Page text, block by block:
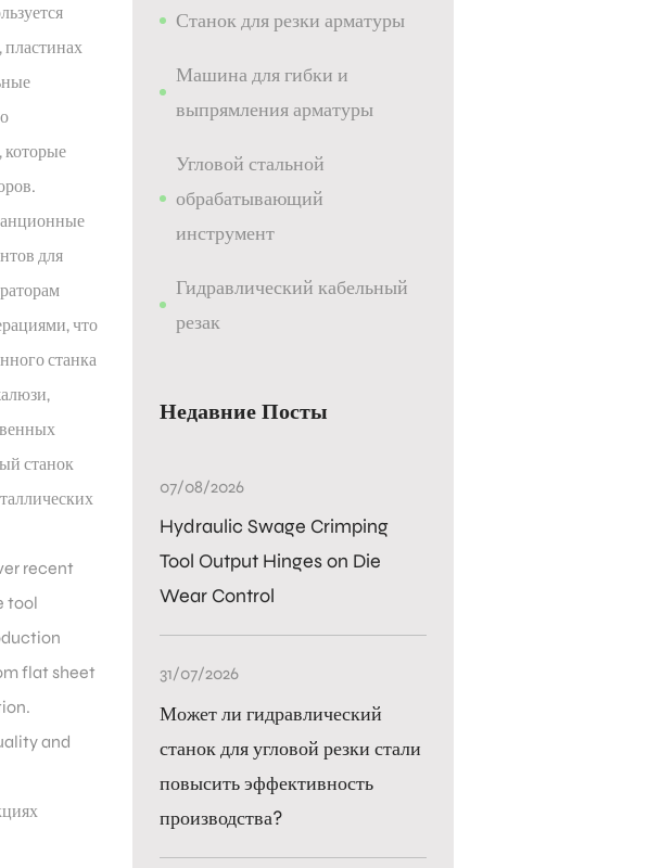
которые
для
что
станка
станок
recent
tool
flat sheet
and
Станок для резки арматуры
Машина для гибки и
выпрямления арматуры
Угловой стальной
обрабатывающий
инструмент
Гидравлический кабельный
резак
Недавние Посты
07/08/2026
Hydraulic Swage Crimping
Tool Output Hinges on Die
Wear Control
31/07/2026
Может ли гидравлический
станок для угловой резки стали
повысить эффективность
производства?